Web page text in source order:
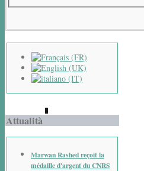
Attualità
Marwan Rashed reçoit la
médaille d'argent du CNRS